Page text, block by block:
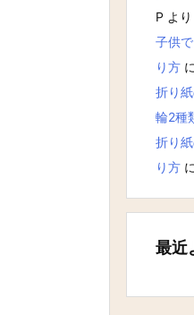
P より
子供
り方 に
折り
輪2種
折り
り方 に
最近